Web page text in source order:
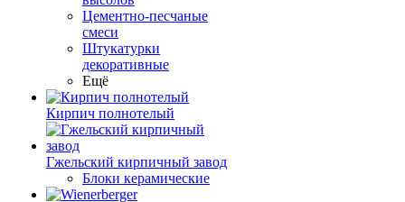
Цементно-песчаные
смеси
Штукатурки
декоративные
Ещё
Кирпич полнотелый
Гжельский кирпичный завод
Блоки керамические